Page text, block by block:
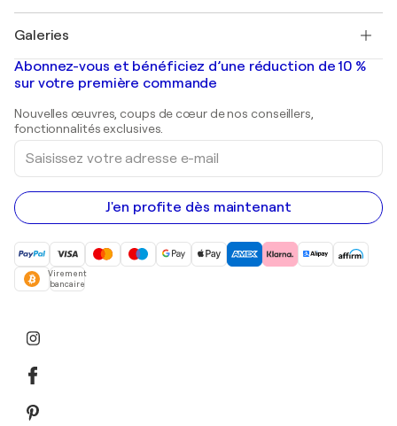
Banksy
Mr. Brainwash
Shepard Fairey
Tableaux abstraits à vendre
Peintures de paysage
Estampes
Peintures acryliques
Galeries
Galeries d'art en France
Galeries d'art en Belgique
Abonnez-vous et bénéficiez d’une réduction de 10 %
sur votre première commande
Nouvelles œuvres, coups de cœur de nos conseillers,
fonctionnalités exclusives.
Saisissez
votre
adresse
e-
mail
J'en profite dès maintenant
Virement
bancaire